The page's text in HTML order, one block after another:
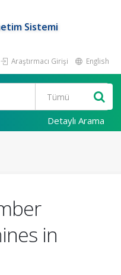
Sistemi
Araştırmacı Girişi English
Detaylı Arama
in